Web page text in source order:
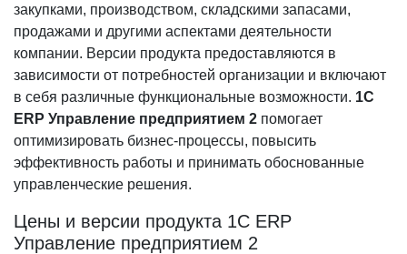
закупками, производством, складскими запасами,
продажами и другими аспектами деятельности
компании. Версии продукта предоставляются в
зависимости от потребностей организации и включают
в себя различные функциональные возможности. 1С
ERP Управление предприятием 2 помогает
оптимизировать бизнес-процессы, повысить
эффективность работы и принимать обоснованные
управленческие решения.
Цены и версии продукта 1С ERP
Управление предприятием 2